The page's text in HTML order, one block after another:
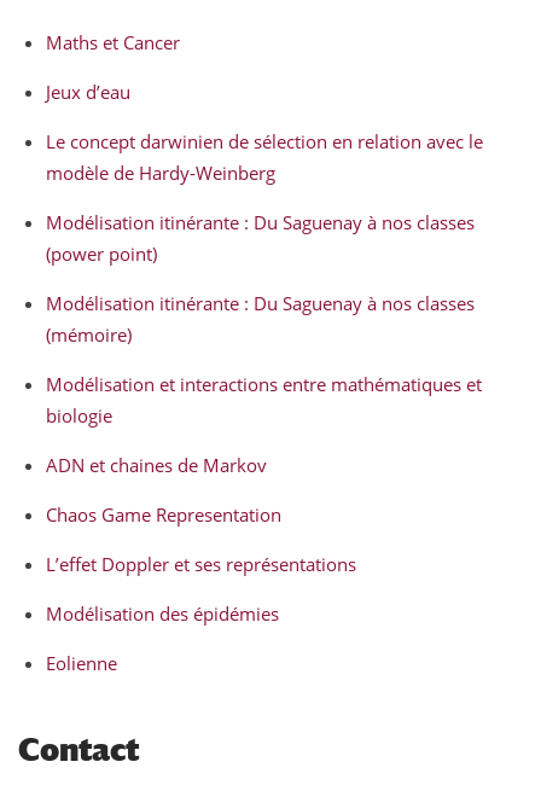
Maths et Cancer
Jeux d’eau
Le concept darwinien de sélection en relation avec le
modèle de Hardy-Weinberg
Modélisation itinérante : Du Saguenay à nos classes
(power point)
Modélisation itinérante : Du Saguenay à nos classes
(mémoire)
Modélisation et interactions entre mathématiques et
biologie
ADN et chaines de Markov
Chaos Game Representation
L’effet Doppler et ses représentations
Modélisation des épidémies
Eolienne
Contact